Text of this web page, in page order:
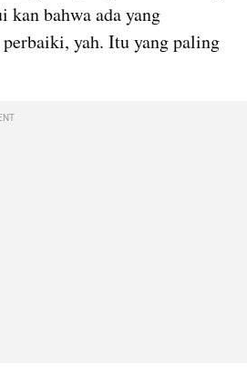
bahwa ada yang
yah. Itu yang paling